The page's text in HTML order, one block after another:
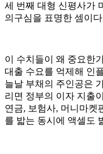
세 번째 대형 신평사가
의구심을 표명한 셈이
이 수치들이 왜 중요한
대출 수요를 억제해 인
늘날 부채의 주인공은
리면 정부의 이자 지출
연금, 보험사, 머니마켓
를 밟는 동시에 액셀도